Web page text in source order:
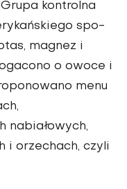
kontrolna
spo­
magnez i
o owoce i
menu
nabiałowych,
i orzechach, czyli